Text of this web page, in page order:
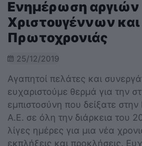
Ενημέρωση αργιών
Χριστουγέννων και
Πρωτοχρονιάς
25/12/2019
Αγαπητοί πελάτες και
ευχαριστούμε θερμά για την
εμπιστοσύνη που δείξατε
Α.Ε. σε όλη την διάρκεια του
λίγες ημέρες για μια νέα
εκπλήξεις και προκλήσεις.